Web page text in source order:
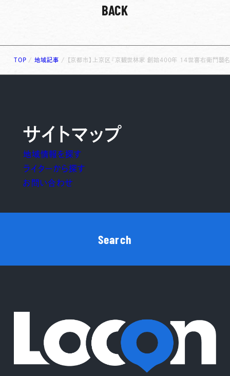
BACK
TOP /地域記事 / 【京都市】上京区『京観世林家 創始400年 14世喜右衛門襲
サイトマップ
地域情報を探す
ライターから探す
お問い合わせ
Search